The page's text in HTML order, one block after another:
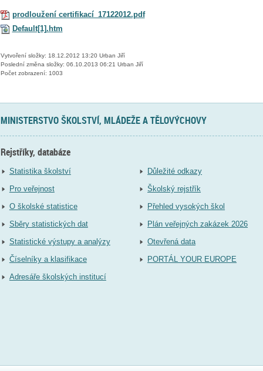
prodloužení certifikací_17122012.pdf
Default[1].htm
Vytvoření složky: 18.12.2012 13:20 Urban Jiří
Poslední změna složky: 06.10.2013 06:21 Urban Jiří
Počet zobrazení: 1003
MINISTERSTVO ŠKOLSTVÍ, MLÁDEŽE A TĚLOVÝCHOVY
Rejstříky, databáze
Statistika školství
Pro veřejnost
O školské statistice
Sběry statistických dat
Statistické výstupy a analýzy
Číselníky a klasifikace
Adresáře školských institucí
Důležité odkazy
Školský rejstřík
Přehled vysokých škol
Plán veřejných zakázek 2026
Otevřená data
PORTÁL YOUR EUROPE